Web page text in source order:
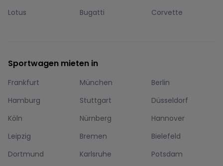
Lotus
Bugatti Corvette
Sportwagen mieten in
Frankfurt München
Berlin
Hamburg
Stuttgart
Düsseldorf
Köln
Nürnberg
Hannover
Leipzig
Bremen
Bielefeld
Dortmund
Karlsruhe Potsdam